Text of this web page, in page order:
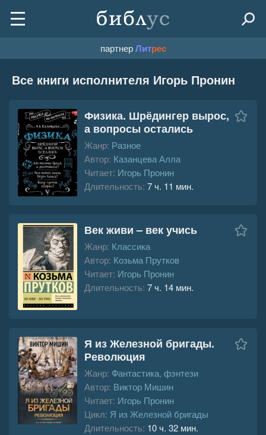
партнерЛитрес
Все книги исполнителя Игорь Пронин
Физика. Шрёдингер вырос,
а вопросы остались
Жанр: Разное
Автор: Казанцева Алла
Читает: Игорь Пронин
Длительность: 7 ч. 11 мин.
Век живи – век учись
Жанр: Классика
Автор: Козьма Прутков
Читает: Игорь Пронин
Длительность: 7 ч. 14 мин.
Я из Железной бригады.
Революция
Жанр: Фантастика, фэнтези
Автор: Виктор Мишин
Читает: Игорь Пронин
Цикл: Я из Железной бригады
Длительность: 10 ч. 32 мин.